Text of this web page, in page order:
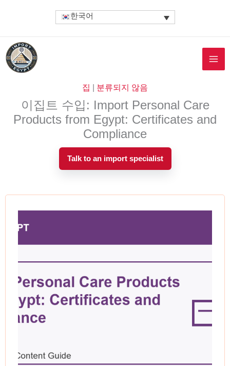
건
한국어
집 분류되지 않음
이집트 수입: Import Personal Care
Products from Egypt: Certificates and
Compliance
Talk to an import specialist